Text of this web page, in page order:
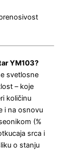
YM103?
svetlosne
– koje
količinu
i na osnovu
(%
srca i
o stanju